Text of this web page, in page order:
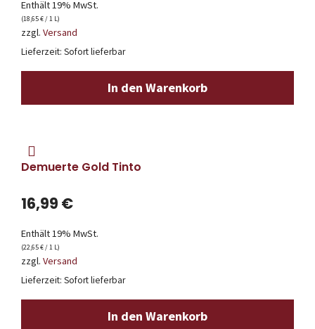
Enthält 19% MwSt.
(18,65€/ 1 L)
zzgl. Versand
Lieferzeit: Sofort lieferbar
In den Warenkorb
Demuerte Gold Tinto
16,99 €
Enthält 19% MwSt.
(22,65€/ 1 L)
zzgl. Versand
Lieferzeit: Sofort lieferbar
In den Warenkorb